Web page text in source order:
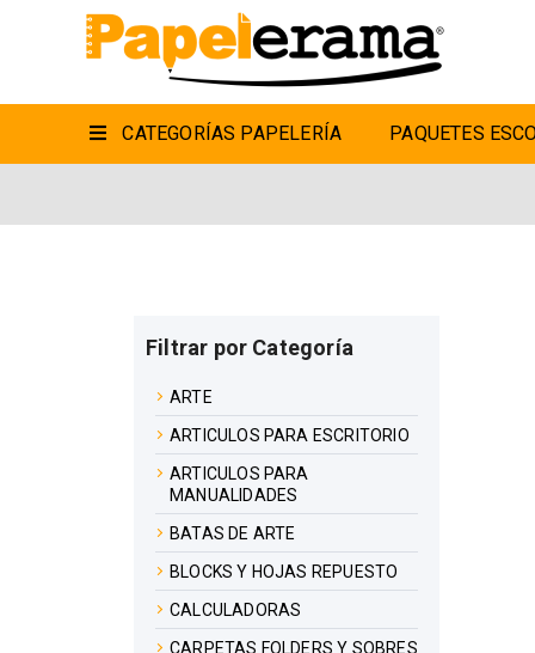
CATEGORÍAS PAPELERÍA PAQUETES
Filtrar por Categoría
ARTE
ARTICULOS PARA ESCRITORIO
ARTICULOS PARA
MANUALIDADES
BATAS DE ARTE
BLOCKS Y HOJAS REPUESTO
CALCULADORAS
CARPETAS FOLDERS Y SOBRES